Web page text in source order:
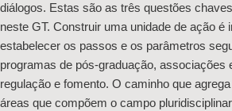
diálogos. Estas são as três questões
neste GT. Construir uma unidade de ação é
estabelecer os passos e os parâmetros
programas de pós-graduação, associações
regulação e fomento. O caminho que
áreas que compõem o campo